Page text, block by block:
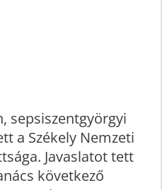
sepsiszentgyörgyi
a Székely Nemzeti
Javaslatot tett
következő